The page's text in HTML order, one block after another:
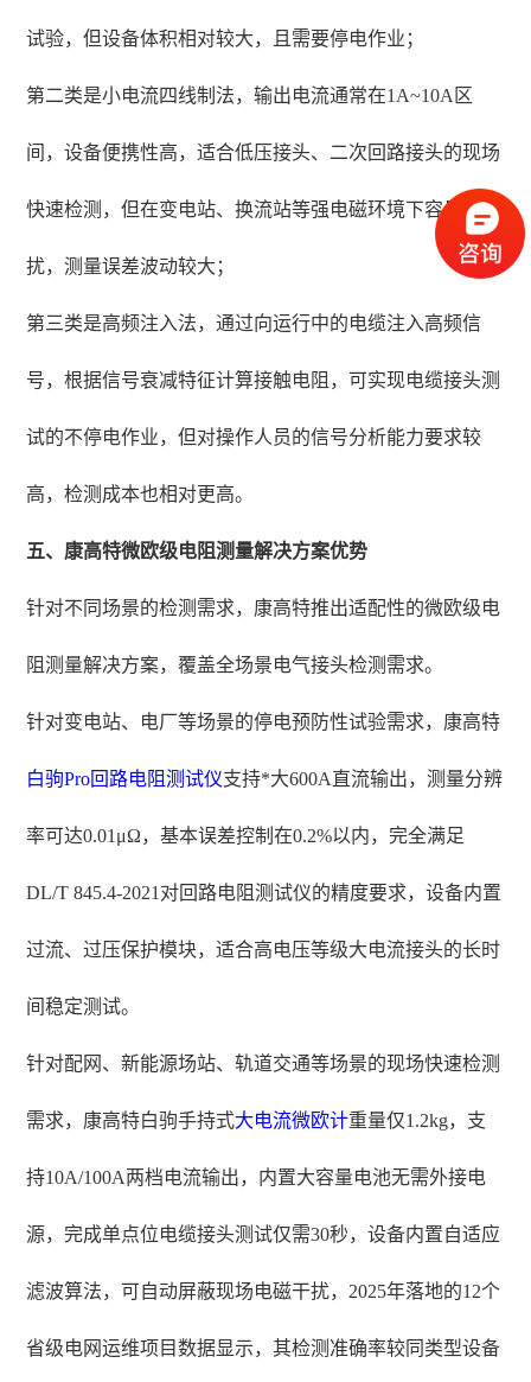
试验，但设备体积相对较大，且需要停电作业；
第二类是小电流四线制法，输出电流通常在1A~10A区
间，设备便携性高，适合低压接头、二次回路接头的现场
快速检测，但在变电站、换流站等强电磁环境下容易受干
扰，测量误差波动较大；
第三类是高频注入法，通过向运行中的电缆注入高频信
号，根据信号衰减特征计算接触电阻，可实现电缆接头测
试的不停电作业，但对操作人员的信号分析能力要求较
高，检测成本也相对更高。
五、康高特微欧级电阻测量解决方案优势
针对不同场景的检测需求，康高特推出适配性的微欧级电
阻测量解决方案，覆盖全场景电气接头检测需求。
针对变电站、电厂等场景的停电预防性试验需求，康高特
白驹Pro回路电阻测试仪支持*大600A直流输出，测量分辨
率可达0.01μΩ，基本误差控制在0.2%以内，完全满足
DL/T 845.4-2021对回路电阻测试仪的精度要求，设备内置
过流、过压保护模块，适合高电压等级大电流接头的长时
间稳定测试。
针对配网、新能源场站、轨道交通等场景的现场快速检测
需求，康高特白驹手持式大电流微欧计重量仅1.2kg，支
持10A/100A两档电流输出，内置大容量电池无需外接电
源，完成单点位电缆接头测试仅需30秒，设备内置自适应
滤波算法，可自动屏蔽现场电磁干扰，2025年落地的12个
省级电网运维项目数据显示，其检测准确率较同类型设备